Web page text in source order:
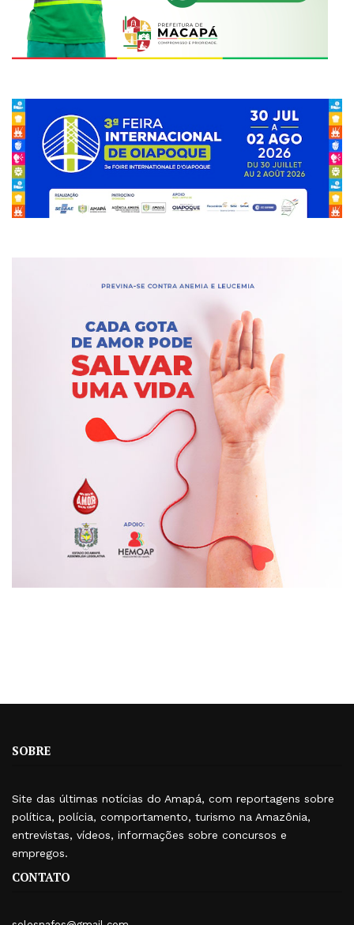
SOBRE
Site das últimas notícias do Amapá, com reportagens sobre
política, polícia, comportamento, turismo na Amazônia,
entrevistas, vídeos, informações sobre concursos e
empregos.
CONTATO